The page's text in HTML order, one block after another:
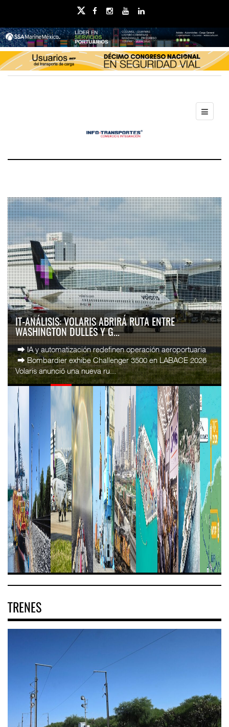
IT-ANÁLISIS: VOLARIS ABRIRÁ RUTA ENTRE
WASHINGTON DULLES Y G...
⮕ IA y automatización redefinen operación aeroportuaria
⮕ Bombardier exhibe Challenger 3500 en LABACE 2026
Volaris anunció una nueva ru...
TRENES